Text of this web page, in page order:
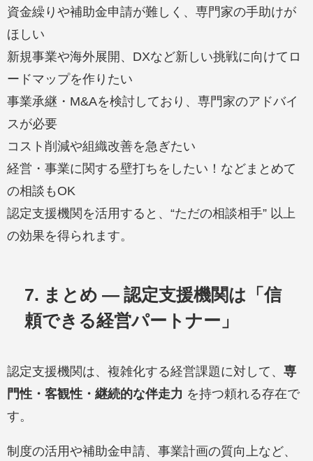
資金繰りや補助金申請が難しく、専門家の手助けが
ほしい
新規事業や海外展開、DXなど新しい挑戦に向けてロ
ードマップを作りたい
事業承継・M&Aを検討しており、専門家のアドバイ
スが必要
コスト削減や組織改善を急ぎたい
経営・事業に関する壁打ちをしたい！などまとめて
の相談もOK
認定支援機関を活用すると、“ただの相談相手” 以上
の効果を得られます。
7. まとめ — 認定支援機関は「信
頼できる経営パートナー」
認定支援機関は、複雑化する経営課題に対して、 専
門性・客観性・継続的な伴走力 を持つ頼れる存在で
す。
制度の活用や補助金申請、事業計画の質向上など、